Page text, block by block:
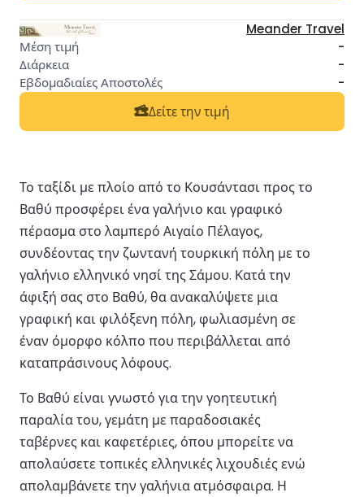
Meander Travel
-
-
-
Δείτε την τιμή
Το ταξίδι με πλοίο από το Κουσάντασι προς το
Βαθύ προσφέρει ένα γαλήνιο και γραφικό
πέρασμα στο λαμπερό Αιγαίο Πέλαγος,
συνδέοντας την ζωντανή τουρκική πόλη με το
γαλήνιο ελληνικό νησί της Σάμου. Κατά την
άφιξή σας στο Βαθύ, θα ανακαλύψετε μια
γραφική και φιλόξενη πόλη, φωλιασμένη σε
έναν όμορφο κόλπο που περιβάλλεται από
καταπράσινους λόφους.
Το Βαθύ είναι γνωστό για την γοητευτική
παραλία του, γεμάτη με παραδοσιακές
ταβέρνες και καφετέριες, όπου μπορείτε να
απολαύσετε τοπικές ελληνικές λιχουδιές ενώ
απολαμβάνετε την γαλήνια ατμόσφαιρα. Η